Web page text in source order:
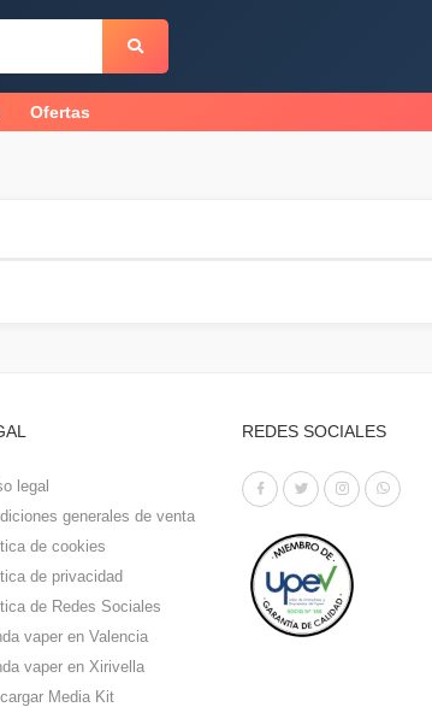
Ofertas
legal
generales de venta
de cookies
de privacidad
de Redes Sociales
vaper en Valencia
vaper en Xirivella
Media Kit
REDES SOCIALES